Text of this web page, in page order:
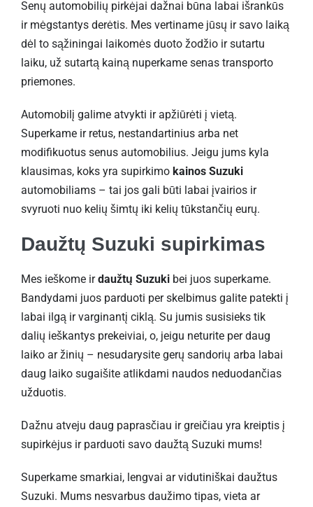
Senų automobilių pirkėjai dažnai būna labai išrankūs
ir mėgstantys derėtis. Mes vertiname jūsų ir savo laiką
dėl to sąžiningai laikomės duoto žodžio ir sutartu
laiku, už sutartą kainą nuperkame senas transporto
priemones.
Automobilį galime atvykti ir apžiūrėti į vietą.
Superkame ir retus, nestandartinius arba net
modifikuotus senus automobilius. Jeigu jums kyla
klausimas, koks yra supirkimo kainos Suzuki
automobiliams – tai jos gali būti labai įvairios ir
svyruoti nuo kelių šimtų iki kelių tūkstančių eurų.
Daužtų Suzuki supirkimas
Mes ieškome irdaužtų Suzuki bei juos superkame.
Bandydami juos parduoti per skelbimus galite patekti į
labai ilgą ir varginantį ciklą. Su jumis susisieks tik
dalių ieškantys prekeiviai, o, jeigu neturite per daug
laiko ar žinių – nesudarysite gerų sandorių arba labai
daug laiko sugaišite atlikdami naudos neduodančias
užduotis.
Dažnu atveju daug paprasčiau ir greičiau yra kreiptis į
supirkėjus ir parduoti savo daužtą Suzuki mums!
Superkame smarkiai, lengvai ar vidutiniškai daužtus
Suzuki. Mums nesvarbus daužimo tipas, vieta ar